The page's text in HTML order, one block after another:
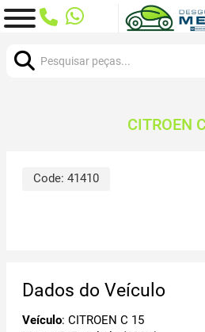
CITROEN
Code: 41410
Dados do Veículo
Veículo: CITROEN C 15